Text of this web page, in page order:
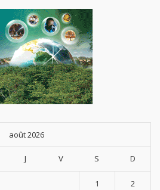
août 2026
J V S D
1 2